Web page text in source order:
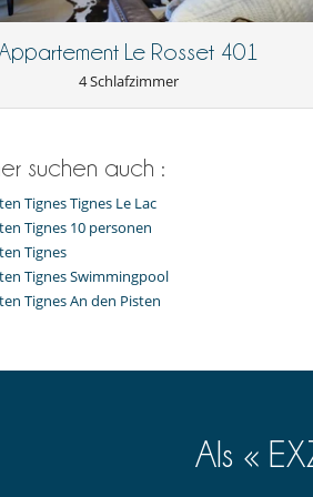
Stornierung der Buchungen senden Sie
beziehen sich auf die
kann die Höhe der Anzahlung nicht
:
des Gesamtbetrages sind
Le Rosset 401
4 Schlafzimmer
suchen auch :
Tignes Tignes Le Lac
Tignes 10 personen
Tignes
Tignes Swimmingpool
Tignes An den Pisten
Als «